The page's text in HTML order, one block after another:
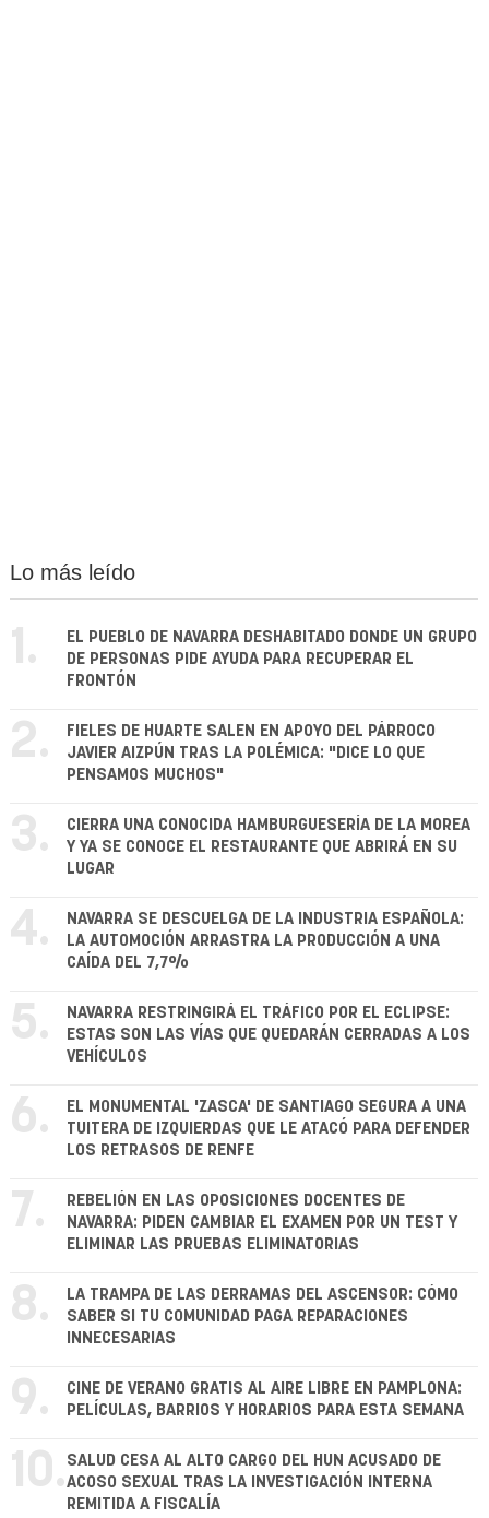
Lo más leído
1.
EL PUEBLO DE NAVARRA DESHABITADO DONDE UN GRUPO
DE PERSONAS PIDE AYUDA PARA RECUPERAR EL
FRONTÓN
2.
FIELES DE HUARTE SALEN EN APOYO DEL PÁRROCO
JAVIER AIZPÚN TRAS LA POLÉMICA: "DICE LO QUE
PENSAMOS MUCHOS"
3.
CIERRA UNA CONOCIDA HAMBURGUESERÍA DE LA MOREA
Y YA SE CONOCE EL RESTAURANTE QUE ABRIRÁ EN SU
LUGAR
4.
NAVARRA SE DESCUELGA DE LA INDUSTRIA ESPAÑOLA:
LA AUTOMOCIÓN ARRASTRA LA PRODUCCIÓN A UNA
CAÍDA DEL 7,7%
5.
NAVARRA RESTRINGIRÁ EL TRÁFICO POR EL ECLIPSE:
ESTAS SON LAS VÍAS QUE QUEDARÁN CERRADAS A LOS
VEHÍCULOS
6.
EL MONUMENTAL 'ZASCA' DE SANTIAGO SEGURA A UNA
TUITERA DE IZQUIERDAS QUE LE ATACÓ PARA DEFENDER
LOS RETRASOS DE RENFE
7.
REBELIÓN EN LAS OPOSICIONES DOCENTES DE
NAVARRA: PIDEN CAMBIAR EL EXAMEN POR UN TEST Y
ELIMINAR LAS PRUEBAS ELIMINATORIAS
8.
LA TRAMPA DE LAS DERRAMAS DEL ASCENSOR: CÓMO
SABER SI TU COMUNIDAD PAGA REPARACIONES
INNECESARIAS
9.
CINE DE VERANO GRATIS AL AIRE LIBRE EN PAMPLONA:
PELÍCULAS, BARRIOS Y HORARIOS PARA ESTA SEMANA
10. SALUD CESA AL ALTO CARGO DEL HUN ACUSADO DE
ACOSO SEXUAL TRAS LA INVESTIGACIÓN INTERNA
REMITIDA A FISCALÍA